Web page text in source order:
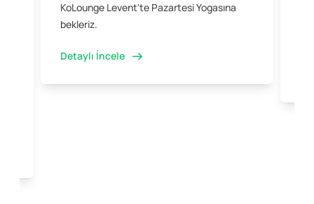
KoLounge Levent'te Pazartesi Yogasına
bekleriz.
Detaylı İncele